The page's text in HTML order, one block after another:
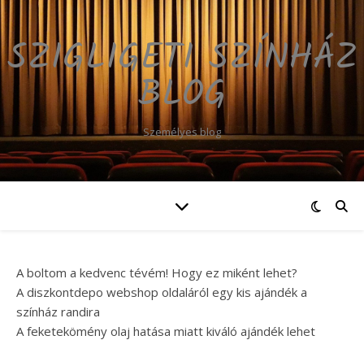
SZIGLIGETI SZÍNHÁZ
BLOG
Személyes blog
A boltom a kedvenc tévém! Hogy ez miként lehet?
A diszkontdepo webshop oldaláról egy kis ajándék a
színház randira
A feketekömény olaj hatása miatt kiváló ajándék lehet